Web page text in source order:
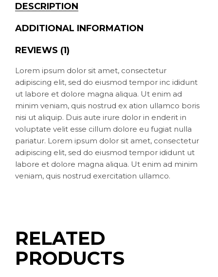
DESCRIPTION
ADDITIONAL INFORMATION
REVIEWS (1)
Lorem ipsum dolor sit amet, consectetur
adipiscing elit, sed do eiusmod tempor inc ididunt
ut labore et dolore magna aliqua. Ut enim ad
minim veniam, quis nostrud ex ation ullamco boris
nisi ut aliquip. Duis aute irure dolor in enderit in
voluptate velit esse cillum dolore eu fugiat nulla
pariatur. Lorem ipsum dolor sit amet, consectetur
adipiscing elit, sed do eiusmod tempor ididunt ut
labore et dolore magna aliqua. Ut enim ad minim
veniam, quis nostrud exercitation ullamco.
RELATED
PRODUCTS